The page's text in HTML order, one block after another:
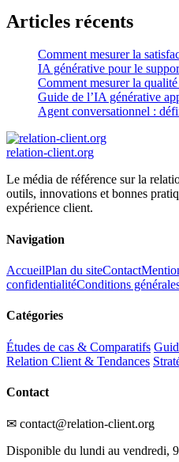
Articles récents
Comment mesurer la
IA générative pour le
Comment mesurer la
Guide de l’IA générative
Agent conversationnel :
relation-client.org
Le média de référence sur la
outils, innovations et bonnes
expérience client.
Navigation
AccueilPlan du siteContact
confidentialitéConditions
Catégories
Études de cas & Comparatifs
Relation Client & Tendances
Contact
✉ contact@relation-client.org
Disponible du lundi au vendredi,